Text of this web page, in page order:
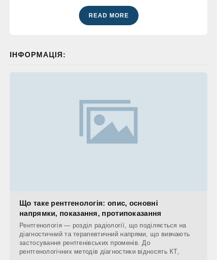
READ MORE
ІНФОРМАЦІЯ:
Що таке рентгенологія: опис, основні
напрямки, показання, протипоказання
Рентгенологія — розділ радіології, що поділяється на
діагностичний та терапевтичний напрями, що вивчають
застосування рентгенівських променів. До
рентгенологічних методів діагностики відносять КТ,